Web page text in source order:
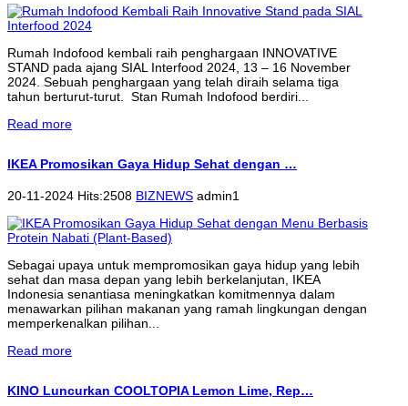
Rumah Indofood kembali raih penghargaan INNOVATIVE
STAND pada ajang SIAL Interfood 2024, 13 – 16 November
2024. Sebuah penghargaan yang telah diraih selama tiga
tahun berturut-turut. Stan Rumah Indofood berdiri...
Read more
IKEA Promosikan Gaya Hidup Sehat dengan …
20-11-2024 Hits:2508 BIZNEWS admin1
Sebagai upaya untuk mempromosikan gaya hidup yang lebih
sehat dan masa depan yang lebih berkelanjutan, IKEA
Indonesia senantiasa meningkatkan komitmennya dalam
menawarkan pilihan makanan yang ramah lingkungan dengan
memperkenalkan pilihan...
Read more
KINO Luncurkan COOLTOPIA Lemon Lime, Rep…